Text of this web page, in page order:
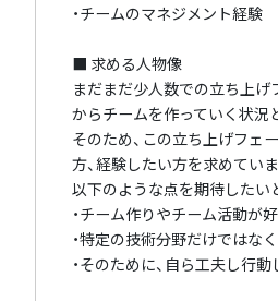
・チームのマネジメント経験
■ 求める人物像
まだまだ少人数での立ち上げ
からチームを作っていく状況
そのため、この立ち上げフェ
方、経験したい方を求めていま
以下のような点を期待したい
・チーム作りやチーム活動が
・特定の技術分野だけではな
・そのために、自ら工夫し行